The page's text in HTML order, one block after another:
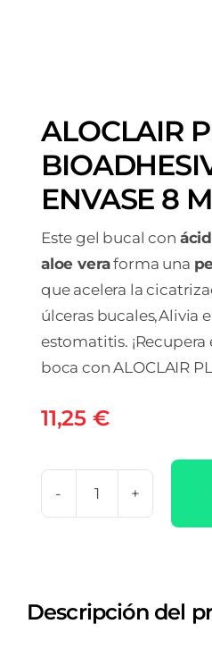
ALOCLAIR
ENVASE 8
Este gel bucal con
aloe veraforma una
que acelera la
úlceras bucales,Alivia
estomatitis.
boca con ALOCLAIR
11,25 €
ALOCLAIR
1
Descripción del